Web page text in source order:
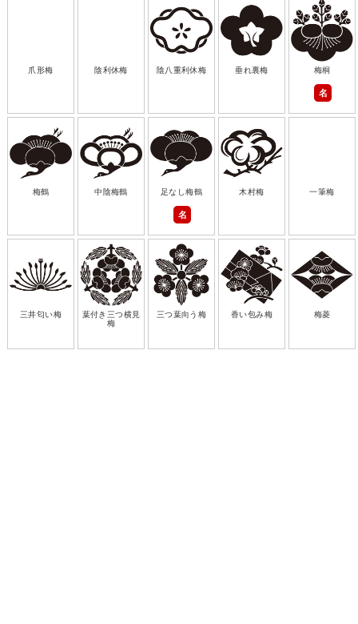
爪形梅 陰利休梅 陰八重利休梅 垂れ裏梅 梅桐
名
梅鶴 中陰梅鶴 足なし梅鶴
名
木村梅 一筆梅
三井匂い梅
葉付き三つ横見
梅
三つ葉向う梅 香い包み梅 梅菱